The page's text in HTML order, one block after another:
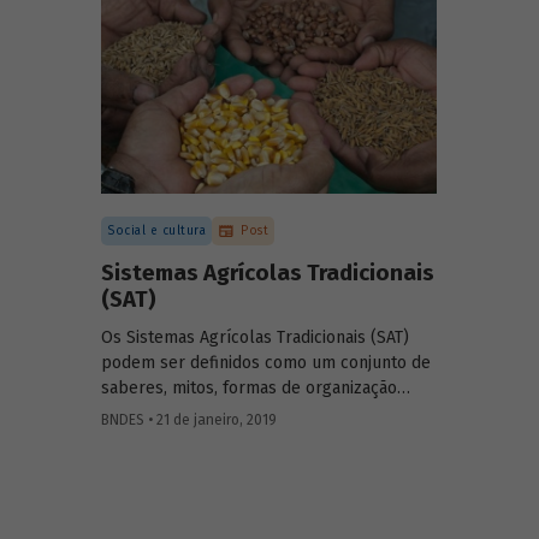
Social e cultura Post
Sistemas Agrícolas Tradicionais
(SAT)
Os Sistemas Agrícolas Tradicionais (SAT)
podem ser definidos como um conjunto de
saberes, mitos, formas de organização
social, práticas, produtos,
BNDES • 21 de janeiro, 2019